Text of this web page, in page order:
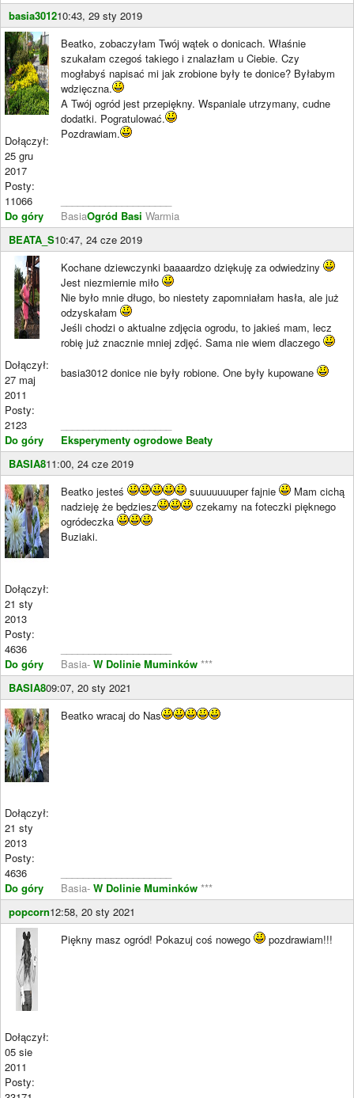
basia301210:43, 29 sty 2019
Dołączył:
25 gru
2017
Posty:
11066
Do góry
Beatko, zobaczyłam Twój wątek o donicach. Właśnie
szukałam czegoś takiego i znalazłam u Ciebie. Czy
mogłabyś napisać mi jak zrobione były te donice? Byłabym
wdzięczna.
A Twój ogród jest przepiękny. Wspaniale utrzymany, cudne
dodatki. Pogratulować.
Pozdrawiam.
BasiaOgród Basi Warmia
BEATA_S10:47, 24 cze 2019
Dołączył:
27 maj
2011
Posty:
2123
Do góry
Kochane dziewczynki baaaardzo dziękuję za odwiedziny
Jest niezmiernie miło
Nie było mnie długo, bo niestety zapomniałam hasła, ale już
odzyskałam
Jeśli chodzi o aktualne zdjęcia ogrodu, to jakieś mam, lecz
robię już znacznie mniej zdjęć. Sama nie wiem dlaczego
basia3012 donice nie były robione. One były kupowane
Eksperymenty ogrodowe Beaty
BASIA811:00, 24 cze 2019
Dołączył:
21 sty
2013
Posty:
4636
Do góry
Beatko jesteś suuuuuuuper fajnie
Mam cichą
nadzieję że będziesz
czekamy na foteczki pięknego
ogródeczka
Buziaki.
Basia- W Dolinie Muminków ***
BASIA809:07, 20 sty 2021
Dołączył:
21 sty
2013
Posty:
4636
Do góry
Beatko wracaj do Nas
Basia- W Dolinie Muminków ***
popcorn12:58, 20 sty 2021
Dołączył:
05 sie
2011
Posty:
Piękny masz ogród! Pokazuj coś nowego pozdrawiam!!!